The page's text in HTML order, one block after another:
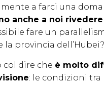
a farci una
anche a noi
fare un
la provincia dell’Hubei?
col dire che è molto
: le condizioni tra